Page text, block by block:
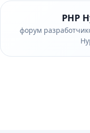
PHP
форум